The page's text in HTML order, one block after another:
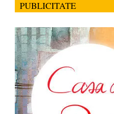
PUBLICITATE